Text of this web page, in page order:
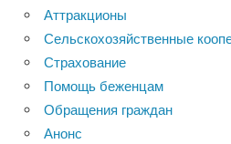
Аттракционы
Сельскохозяйственные
Страхование
Помощь беженцам
Обращения граждан
Анонс